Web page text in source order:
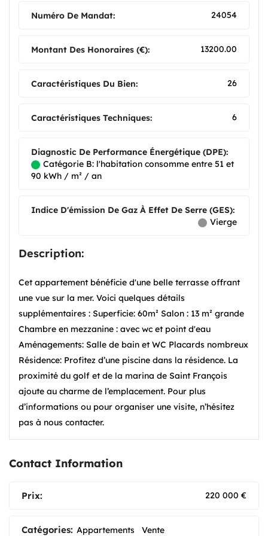
Numéro De Mandat: 24054
Montant Des Honoraires (€): 13200.00
Caractéristiques Du Bien: 26
Caractéristiques Techniques: 6
Diagnostic De Performance Énergétique (DPE):
Catégorie B: l'habitation consomme entre 51 et
90 kWh / m² / an
Indice D'émission De Gaz À Effet De Serre (GES):
Vierge
Description:
Cet appartement bénéficie d'une belle terrasse offrant
une vue sur la mer. Voici quelques détails
supplémentaires : Superficie: 60m² Salon : 13 m² grande
Chambre en mezzanine : avec wc et point d'eau
Aménagements: Salle de bain et WC Placards nombreux
Résidence: Profitez d’une piscine dans la résidence. La
proximité du golf et de la marina de Saint François
ajoute au charme de l’emplacement. Pour plus
d’informations ou pour organiser une visite, n’hésitez
pas à nous contacter.
Contact Information
Prix: 220 000 €
Catégories: Appartements Vente